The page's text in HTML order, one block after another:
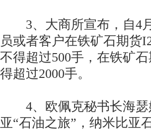
3、大商所宣布，自4月
员或者客户在铁矿石期货
不得超过500手，在铁矿
得超过2000手。
4、欧佩克秘书长海瑟
亚“石油之旅”，纳米比亚